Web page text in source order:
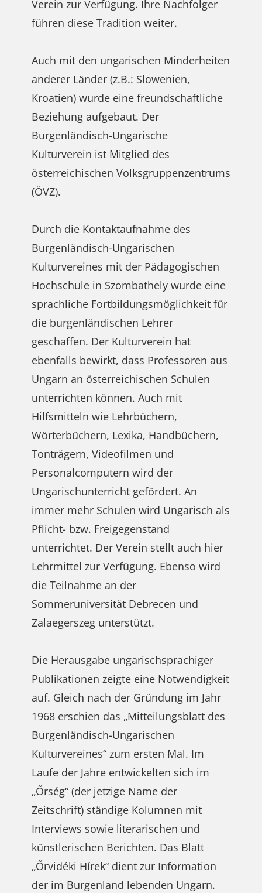
Verein zur Verfügung. Ihre Nachfolger
führen diese Tradition weiter.
Auch mit den ungarischen Minderheiten
anderer Länder (z.B.: Slowenien,
Kroatien) wurde eine freundschaftliche
Beziehung aufgebaut. Der
Burgenländisch-Ungarische
Kulturverein ist Mitglied des
österreichischen Volksgruppenzentrums
(ÖVZ).
Durch die Kontaktaufnahme des
Burgenländisch-Ungarischen
Kulturvereines mit der Pädagogischen
Hochschule in Szombathely wurde eine
sprachliche Fortbildungsmöglichkeit für
die burgenländischen Lehrer
geschaffen. Der Kulturverein hat
ebenfalls bewirkt, dass Professoren aus
Ungarn an österreichischen Schulen
unterrichten können. Auch mit
Hilfsmitteln wie Lehrbüchern,
Wörterbüchern, Lexika, Handbüchern,
Tonträgern, Videofilmen und
Personalcomputern wird der
Ungarischunterricht gefördert. An
immer mehr Schulen wird Ungarisch als
Pflicht- bzw. Freigegenstand
unterrichtet. Der Verein stellt auch hier
Lehrmittel zur Verfügung. Ebenso wird
die Teilnahme an der
Sommeruniversität Debrecen und
Zalaegerszeg unterstützt.
Die Herausgabe ungarischsprachiger
Publikationen zeigte eine Notwendigkeit
auf. Gleich nach der Gründung im Jahr
1968 erschien das „Mitteilungsblatt des
Burgenländisch-Ungarischen
Kulturvereines“ zum ersten Mal. Im
Laufe der Jahre entwickelten sich im
„Őrség“ (der jetzige Name der
Zeitschrift) ständige Kolumnen mit
Interviews sowie literarischen und
künstlerischen Berichten. Das Blatt
„Őrvidéki Hírek“ dient zur Information
der im Burgenland lebenden Ungarn.